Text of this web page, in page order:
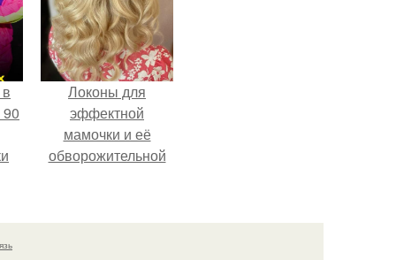
Локоны для
эффектной
мамочки и её
обворожительной